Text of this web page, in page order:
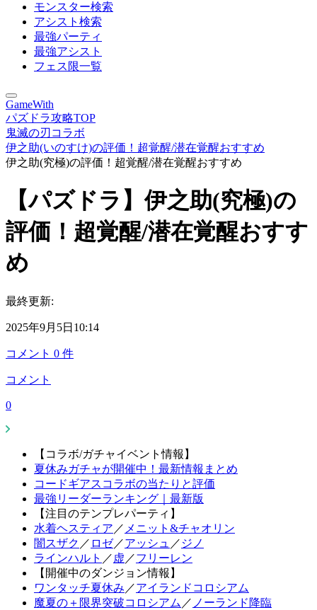
モンスター検索
アシスト検索
最強パーティ
最強アシスト
フェス限一覧
GameWith
パズドラ攻略TOP
鬼滅の刃コラボ
伊之助(いのすけ)の評価！超覚醒/潜在覚醒おすすめ
伊之助(究極)の評価！超覚醒/潜在覚醒おすすめ
【パズドラ】伊之助(究極)の
評価！超覚醒/潜在覚醒おすす
め
最終更新:
2025年9月5日10:14
コメント 0 件
コメント
0
【コラボ/ガチャイベント情報】
夏休みガチャが開催中！最新情報まとめ
コードギアスコラボの当たりと評価
最強リーダーランキング｜最新版
【注目のテンプレパーティ】
水着ヘスティア ／ メニット&チャオリン
闇スザク ／ ロゼ／アッシュ ／ ジノ
ラインハルト ／ 虚 ／フリーレン
【開催中のダンジョン情報】
ワンタッチ夏休み ／アイランドコロシアム
魔夏の＋限界突破コロシアム ／ ノーランド降臨